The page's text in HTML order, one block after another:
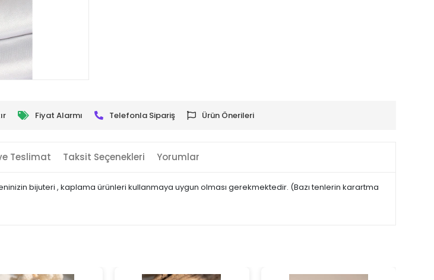
Fiyat Alarmı Telefonla Sipariş Ürün Önerileri
Teslimat Taksit Seçenekleri Yorumlar
bijuteri , kaplama ürünleri kullanmaya uygun olması gerekmektedir. (Bazı tenlerin karartma